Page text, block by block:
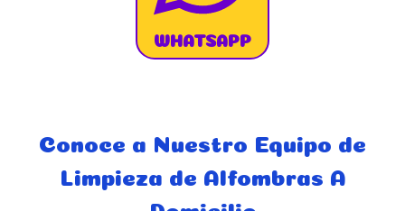
WHATSAPP
Conoce a Nuestro Equipo de
Limpieza de Alfombras A
Domicilio